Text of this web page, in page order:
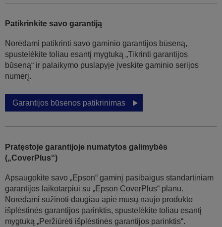
Patikrinkite savo garantiją
Norėdami patikrinti savo gaminio garantijos būseną,
spustelėkite toliau esantį mygtuką „Tikrinti garantijos
būseną“ ir palaikymo puslapyje įveskite gaminio serijos
numerį.
Garantijos būsenos patikrinimas
Pratęstoje garantijoje numatytos galimybės
(„CoverPlus“)
Apsaugokite savo „Epson“ gaminį pasibaigus standartiniam
garantijos laikotarpiui su „Epson CoverPlus“ planu.
Norėdami sužinoti daugiau apie mūsų naujo produkto
išplėstinės garantijos parinktis, spustelėkite toliau esantį
mygtuką „Peržiūrėti išplėstinės garantijos parinktis“.